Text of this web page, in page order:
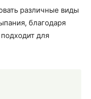
различные виды
благодаря
для